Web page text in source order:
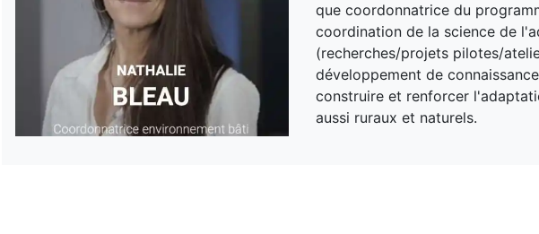
que coordonnatrice du
coordination de la science de
(recherches/projets pilotes/
développement de
construire et renforcer
aussi ruraux et naturels.